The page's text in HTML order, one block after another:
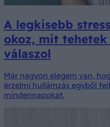
A legkisebb
okoz, mit tehetek
válaszol
Már nagyon elegem van,
érzelmi hullámzás egyből
mindennapokat.